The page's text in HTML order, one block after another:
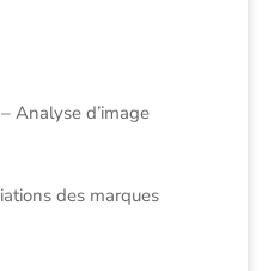
Analyse d’image
des marques